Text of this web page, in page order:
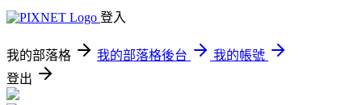
登入
我的部落格 我的部落格後台
我的帳號
登出